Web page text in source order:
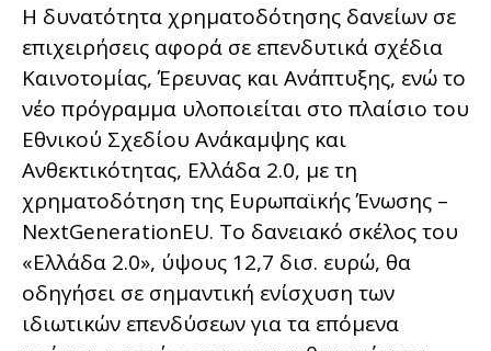
Η δυνατότητα χρηματοδότησης δανείων σε
επιχειρήσεις αφορά σε επενδυτικά σχέδια
Καινοτομίας, Έρευνας και Ανάπτυξης, ενώ το
νέο πρόγραμμα υλοποιείται στο πλαίσιο του
Εθνικού Σχεδίου Ανάκαμψης και
Ανθεκτικότητας, Ελλάδα 2.0, με τη
χρηματοδότηση της Ευρωπαϊκής Ένωσης –
NextGenerationEU. Το δανειακό σκέλος του
«Ελλάδα 2.0», ύψους 12,7 δισ. ευρώ, θα
οδηγήσει σε σημαντική ενίσχυση των
ιδιωτικών επενδύσεων για τα επόμενα